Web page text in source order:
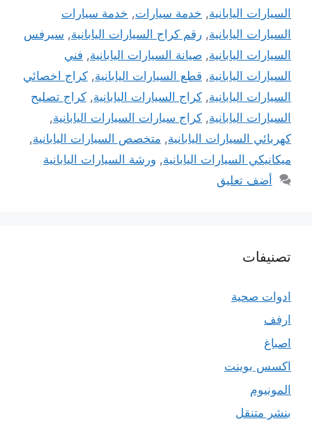
السيارات اليابانية, خدمة سيارات, خدمة سيارات
السيارات اليابانية, رقم كراج السيارات اليابانية, سيرفس
السيارات اليابانية, صيانة السيارات اليابانية, فني
السيارات اليابانية, قطع السيارات اليابانية, كراج اخصائي
السيارات اليابانية, كراج السيارات اليابانية, كراج تصليح
السيارات اليابانية, كراج سيارات السيارات اليابانية,
كهربائي السيارات اليابانية, متخصص السيارات اليابانية,
ميكانيكي السيارات اليابانية, ورشة السيارات اليابانية
أضف تعليق
تصنيفات
ادوات صحية
ارفف
اصباغ
اكسس بوينت
المونيوم
بنشر متنقل